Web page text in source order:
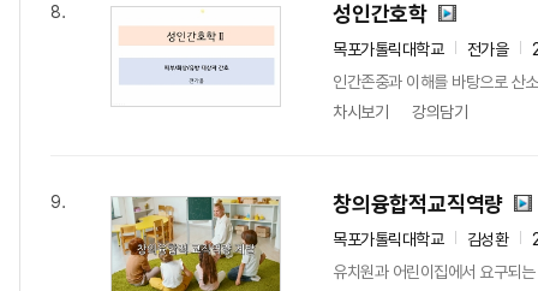
8. 성인간호학
목포가톨릭대학교 전가을
인간존중과 이해를 바탕으로 산
차시보기
강의담기
9. 창의융합적교직역량
목포가톨릭대학교 김성환
유치원과 어린이집에서 요구되